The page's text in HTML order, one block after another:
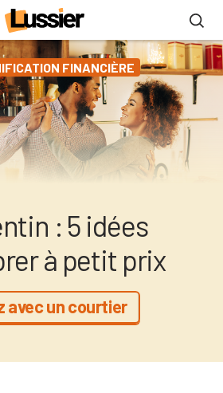
FINANCIÈRE
: 5 idées
à petit prix
avec un courtier